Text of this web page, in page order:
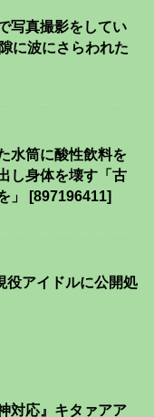
写真撮影をしてい
に波にさらわれた
水筒に酸性飲料を
し身体を壊す「古
」 [897196411]
役アイドルに公開処
対応』キタァアア